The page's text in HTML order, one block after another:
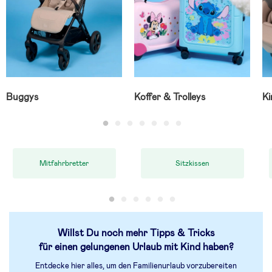
Buggys Koffer & Trolleys
Mitfahrbretter Sitzkissen
Willst Du noch mehr Tipps & Tricks
für einen gelungenen Urlaub mit Kind haben?
Entdecke hier alles, um den Familienurlaub vorzubereiten